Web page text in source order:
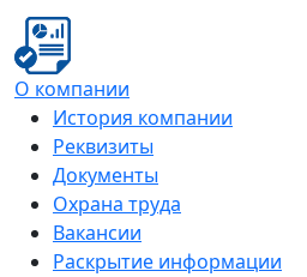
О компании
История компании
Реквизиты
Документы
Охрана труда
Вакансии
Раскрытие информации